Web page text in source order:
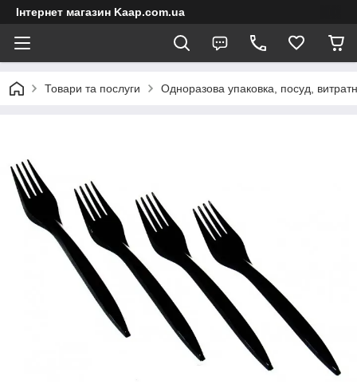
Інтернет магазин Kaap.com.ua
Товари та послуги Одноразова упаковка, посуд,